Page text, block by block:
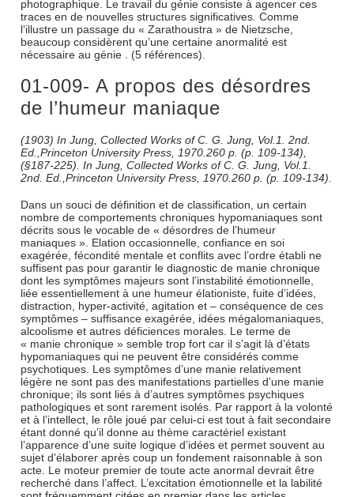
photographique. Le travail du génie consiste à agencer ces
traces en de nouvelles structures significatives. Comme
l’illustre un passage du « Zarathoustra » de Nietzsche,
beaucoup considèrent qu’une certaine anormalité est
nécessaire au génie . (5 références).
01-009- A propos des désordres
de l’humeur maniaque
(1903) In Jung, Collected Works of C. G. Jung, Vol.1. 2nd.
Ed.,Princeton University Press, 1970.260 p. (p. 109-134),
(§187-225). In Jung, Collected Works of C. G. Jung, Vol.1.
2nd. Ed.,Princeton University Press, 1970.260 p. (p. 109-134).
Dans un souci de définition et de classification, un certain
nombre de comportements chroniques hypomaniaques sont
décrits sous le vocable de « désordres de l’humeur
maniaques ». Elation occasionnelle, confiance en soi
exagérée, fécondité mentale et conflits avec l’ordre établi ne
suffisent pas pour garantir le diagnostic de manie chronique
dont les symptômes majeurs sont l’instabilité émotionnelle,
liée essentiellement à une humeur élationiste, fuite d’idées,
distraction, hyper-activité, agitation et – conséquence de ces
symptômes – suffisance exagérée, idées mégalomaniaques,
alcoolisme et autres déficiences morales. Le terme de
« manie chronique » semble trop fort car il s’agit là d’états
hypomaniaques qui ne peuvent être considérés comme
psychotiques. Les symptômes d’une manie relativement
légère ne sont pas des manifestations partielles d’une manie
chronique; ils sont liés à d’autres symptômes psychiques
pathologiques et sont rarement isolés. Par rapport à la volonté
et à l’intellect, le rôle joué par celui-ci est tout à fait secondaire
étant donné qu’il donne au thème caractériel existant
l’apparence d’une suite logique d’idées et permet souvent au
sujet d’élaborer après coup un fondement raisonnable à son
acte. Le moteur premier de toute acte anormal devrait être
recherché dans l’affect. L’excitation émotionnelle et la labilité